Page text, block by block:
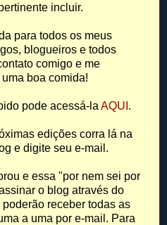
incluir.
para todos os meus
blogueiros e todos
comigo e me
boa comida!
pode acessá-la AQUI .
edições corra lá na
e digite seu e-mail.
e essa "por nem sei por
o blog através do
receber todas as
a uma por e-mail. Para